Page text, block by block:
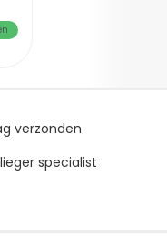
verzonden
specialist